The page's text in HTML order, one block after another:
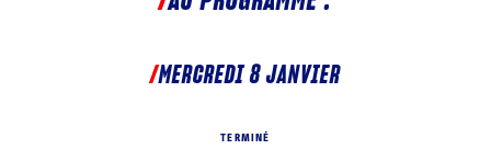
MERCREDI 8 JANVIER
TERMINÉ